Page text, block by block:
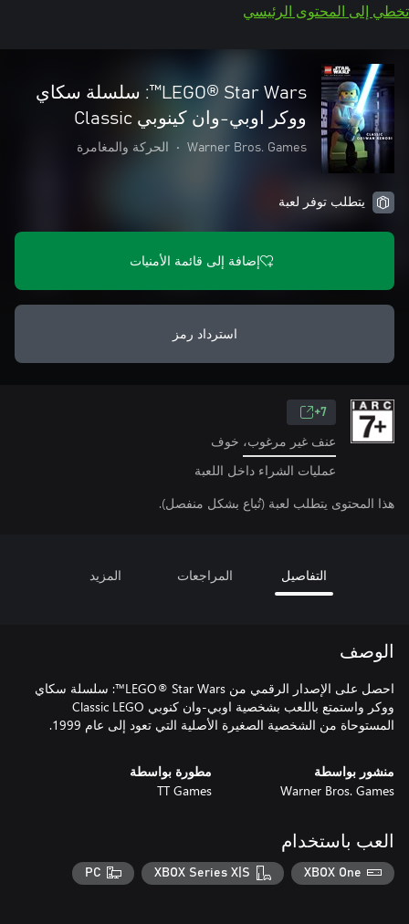
تخطي إلى المحتوى الرئيسي
‏LEGO® Star Wars™: سلسلة سكاي
ووكر اوبي-وان كينوبي Classic
Warner Bros. Games
• الحركة والمغامرة
يتطلب توفر لعبة
إضافة إلى قائمة الأمنيات
استرداد رمز
7+
عنف غير مرغوب، خوف
عمليات الشراء داخل اللعبة
هذا المحتوى يتطلب لعبة (تُباع بشكل منفصل).
التفاصيل المراجعات المزيد
الوصف
احصل على الإصدار الرقمي من LEGO® Star Wars™: سلسلة سكاي
ووكر واستمتع باللعب بشخصية اوبي-وان كنوبي Classic LEGO
المستوحاة من الشخصية الصغيرة الأصلية التي تعود إلى عام 1999.
منشور بواسطة
Warner Bros. Games
مطورة بواسطة
TT Games
العب باستخدام
XBOX One
XBOX Series X|S
PC